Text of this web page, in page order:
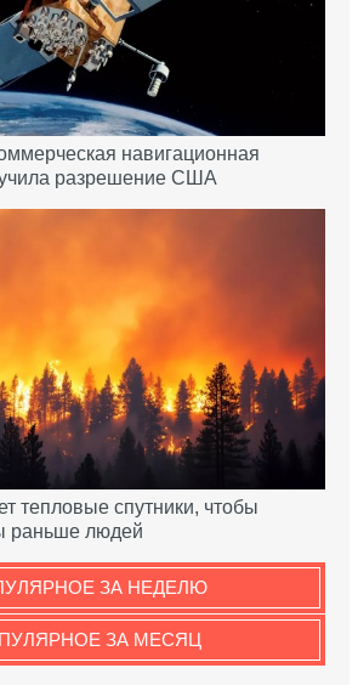
навигационная
разрешение США
тепловые спутники, чтобы
раньше людей
ЗА НЕДЕЛЮ
ЗА МЕСЯЦ